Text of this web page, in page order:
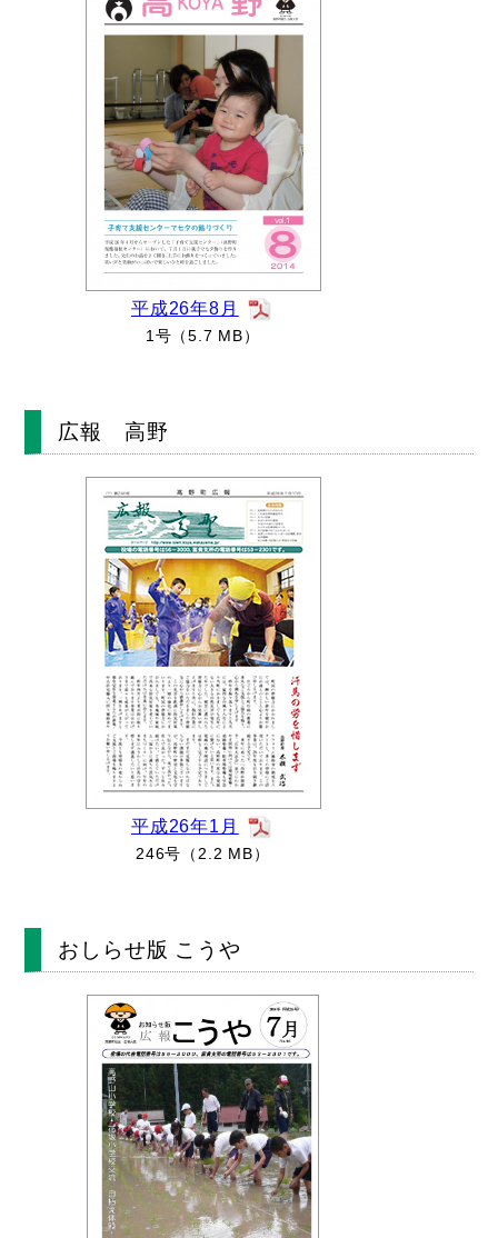
平成26年8月
1号（5.7 MB）
広報 高野
平成26年1月
246号（2.2 MB）
おしらせ版 こうや